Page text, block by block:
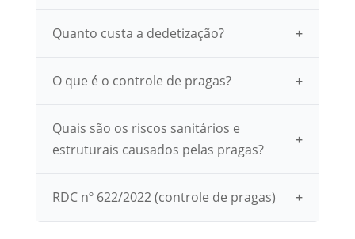
Quanto custa a dedetização?
O que é o controle de pragas?
Quais são os riscos sanitários e
estruturais causados pelas pragas?
RDC nº 622/2022 (controle de pragas)